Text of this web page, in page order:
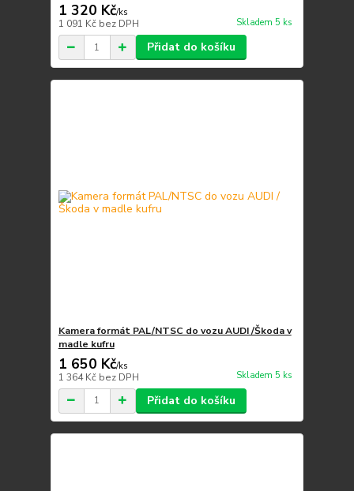
1 320 Kč/ks
1 091 Kč bez DPH Skladem 5 ks
Přidat do košíku
Kamera formát PAL/NTSC do vozu AUDI /Škoda v
madle kufru
1 650 Kč/ks
1 364 Kč bez DPH Skladem 5 ks
Přidat do košíku